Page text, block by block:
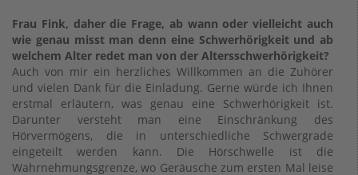
Frau Fink, daher die Frage, ab wann oder vielleicht auch
wie genau misst man denn eine Schwerhörigkeit und ab
welchem Alter redet man von der Altersschwerhörigkeit?
Auch von mir ein herzliches Willkommen an die Zuhörer
und vielen Dank für die Einladung. Gerne würde ich Ihnen
erstmal erläutern, was genau eine Schwerhörigkeit ist.
Darunter versteht man eine Einschränkung des
Hörvermögens, die in unterschiedliche Schwergrade
eingeteilt werden kann. Die Hörschwelle ist die
Wahrnehmungsgrenze, wo Geräusche zum ersten Mal leise